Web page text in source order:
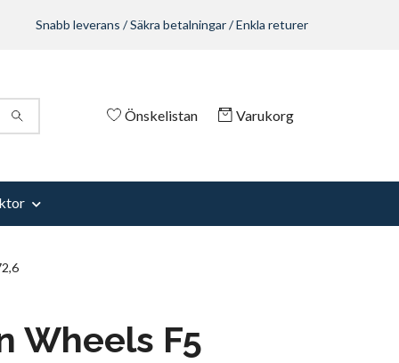
Snabb leverans / Säkra betalningar / Enkla returer
Önskelistan Varukorg
Wheels F5